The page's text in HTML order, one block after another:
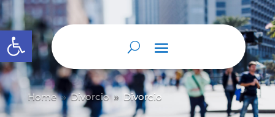
Abrir barra de herramientas
Home 9 Divorcio 9 Divorcio